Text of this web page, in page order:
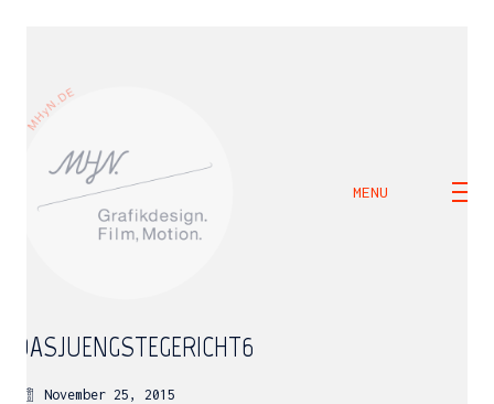
MENU
DASJUENGSTEGERICHT6
November 25, 2015